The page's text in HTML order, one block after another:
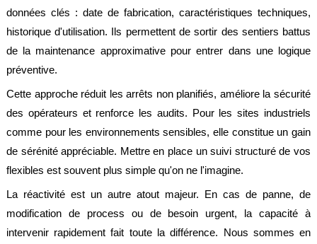
données clés : date de fabrication, caractéristiques techniques,
historique d'utilisation. Ils permettent de sortir des sentiers battus
de la maintenance approximative pour entrer dans une logique
préventive.
Cette approche réduit les arrêts non planifiés, améliore la sécurité
des opérateurs et renforce les audits. Pour les sites industriels
comme pour les environnements sensibles, elle constitue un gain
de sérénité appréciable. Mettre en place un suivi structuré de vos
flexibles est souvent plus simple qu'on ne l'imagine.
La réactivité est un autre atout majeur. En cas de panne, de
modification de process ou de besoin urgent, la capacité à
intervenir rapidement fait toute la différence. Nous sommes en